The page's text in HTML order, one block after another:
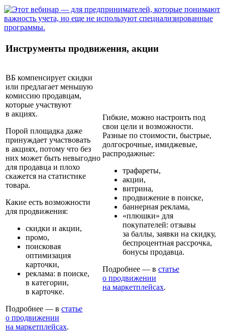
Инструменты продвижения, акции
ВБ компенсирует скидки
или предлагает меньшую
комиссию продавцам,
которые участвуют
в акциях.
Порой площадка даже
принуждает участвовать
в акциях, потому что без
них может быть невыгодно
для продавца и плохо
скажется на статистике
товара.
Какие есть возможности
для продвижения:
скидки и акции,
промо,
поисковая
оптимизация
карточки,
реклама: в поиске,
в категории,
в карточке.
Подробнее — в статье
о продвижении
на маркетплейсах.
Гибкие, можно настроить под
свои цели и возможности.
Разные по стоимости, быстрые,
долгосрочные, имиджевые,
распродажные:
трафареты,
акции,
витрина,
продвижение в поиске,
баннерная реклама,
«плюшки» для
покупателей: отзывы
за баллы, заявки на скидку,
беспроцентная рассрочка,
бонусы продавца.
Подробнее — в статье
о продвижении
на маркетплейсах.